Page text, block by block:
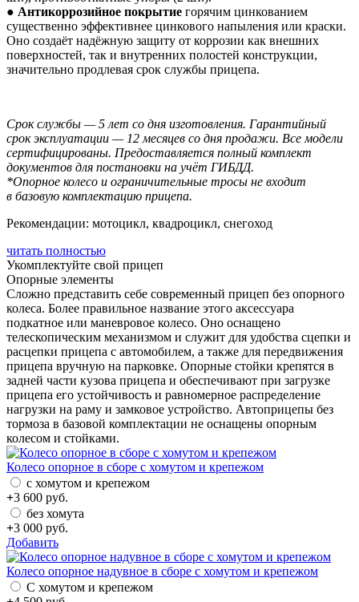
● Антикоррозийное покрытие горячим цинкованием
существенно эффективнее цинкового напыления или краски.
Оно создаёт надёжную защиту от коррозии как внешних
поверхностей, так и внутренних полостей конструкции,
значительно продлевая срок службы прицепа.
Срок службы — 5 лет со дня изготовления. Гарантийный
срок эксплуатации — 12 месяцев со дня продажи. Все модели
сертифицированы. Предоставляется полный комплект
документов для постановки на учёт ГИБДД.
*Опорное колесо и ограничительные тросы не входит
в базовую комплектацию прицепа.
Рекомендации: мотоцикл, квадроцикл, снегоход
читать полностью
Укомплектуйте свой прицеп
Опорные элементы
Сложно представить себе современный прицеп без опорного
колеса. Более правильное название этого аксессуара
подкатное или маневровое колесо. Оно оснащено
телескопическим механизмом и служит для удобства сцепки и
расцепки прицепа с автомобилем, а также для передвижения
прицепа вручную на парковке. Опорные стойки крепятся в
задней части кузова прицепа и обеспечивают при загрузке
прицепа его устойчивость и равномерное распределение
нагрузки на раму и замковое устройство. Автоприцепы без
тормоза в базовой комплектации не оснащены опорным
колесом и стойками.
Колесо опорное в сборе с хомутом и крепежом
с хомутом и крепежом
+3 600 руб.
без хомута
+3 000 руб.
Добавить
Колесо опорное надувное в сборе с хомутом и крепежом
С хомутом и крепежом